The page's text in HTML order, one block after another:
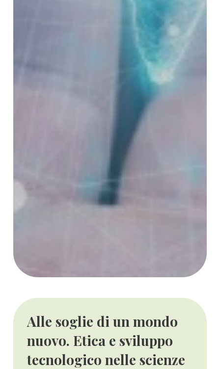
Alle soglie di un mondo
nuovo. Etica e sviluppo
tecnologico nelle scienze